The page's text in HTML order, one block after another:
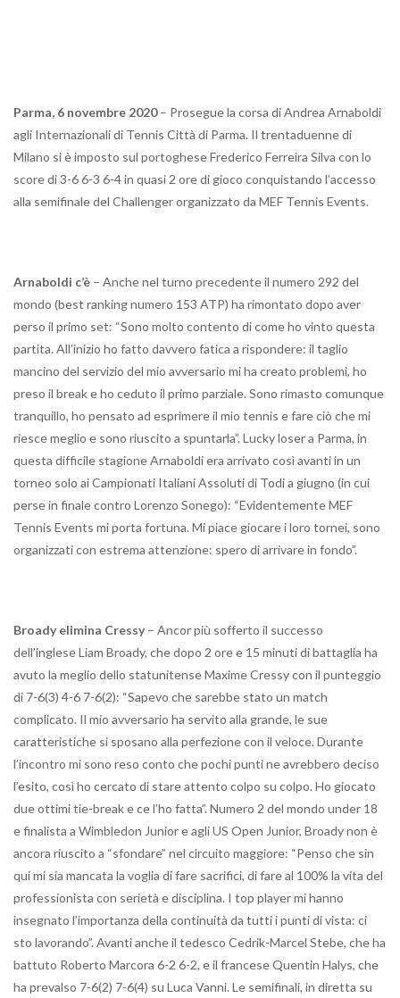
Parma, 6 novembre 2020– Prosegue la corsa di Andrea Arnaboldi
agli Internazionali di Tennis Città di Parma. Il trentaduenne di
Milano si è imposto sul portoghese Frederico Ferreira Silva con lo
score di 3-6 6-3 6-4 in quasi 2 ore di gioco conquistando l’accesso
alla semifinale del Challenger organizzato da MEF Tennis Events.
Arnaboldi c’è – Anche nel turno precedente il numero 292 del
mondo (best ranking numero 153 ATP) ha rimontato dopo aver
perso il primo set: “Sono molto contento di come ho vinto questa
partita. All’inizio ho fatto davvero fatica a rispondere: il taglio
mancino del servizio del mio avversario mi ha creato problemi, ho
preso il break e ho ceduto il primo parziale. Sono rimasto comunque
tranquillo, ho pensato ad esprimere il mio tennis e fare ciò che mi
riesce meglio e sono riuscito a spuntarla”. Lucky loser a Parma, in
questa difficile stagione Arnaboldi era arrivato così avanti in un
torneo solo ai Campionati Italiani Assoluti di Todi a giugno (in cui
perse in finale contro Lorenzo Sonego): “Evidentemente MEF
Tennis Events mi porta fortuna. Mi piace giocare i loro tornei, sono
organizzati con estrema attenzione: spero di arrivare in fondo”.
Broady elimina Cressy– Ancor più sofferto il successo
dell’inglese Liam Broady, che dopo 2 ore e 15 minuti di battaglia ha
avuto la meglio dello statunitense Maxime Cressy con il punteggio
di 7-6(3) 4-6 7-6(2): “Sapevo che sarebbe stato un match
complicato. Il mio avversario ha servito alla grande, le sue
caratteristiche si sposano alla perfezione con il veloce. Durante
l’incontro mi sono reso conto che pochi punti ne avrebbero deciso
l’esito, così ho cercato di stare attento colpo su colpo. Ho giocato
due ottimi tie-break e ce l’ho fatta”. Numero 2 del mondo under 18
e finalista a Wimbledon Junior e agli US Open Junior, Broady non è
ancora riuscito a “sfondare” nel circuito maggiore: “Penso che sin
qui mi sia mancata la voglia di fare sacrifici, di fare al 100% la vita del
professionista con serietà e disciplina. I top player mi hanno
insegnato l’importanza della continuità da tutti i punti di vista: ci
sto lavorando”. Avanti anche il tedesco Cedrik-Marcel Stebe, che ha
battuto Roberto Marcora 6-2 6-2, e il francese Quentin Halys, che
ha prevalso 7-6(2) 7-6(4) su Luca Vanni. Le semifinali, in diretta su